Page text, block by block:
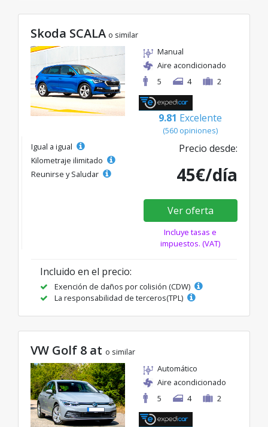
Skoda SCALA o similar
Manual
Aire acondicionado
5
4 2
9.81 Excelente
(560 opiniones)
Igual a igual
Kilometraje ilimitado
Reunirse y Saludar
Precio desde:
45€/día
Ver oferta
Incluye tasas e
impuestos. (VAT)
Incluido en el precio:
Exención de daños por colisión (CDW)
La responsabilidad de terceros(TPL)
VW Golf 8 at o similar
Automático
Aire acondicionado
5
4 2